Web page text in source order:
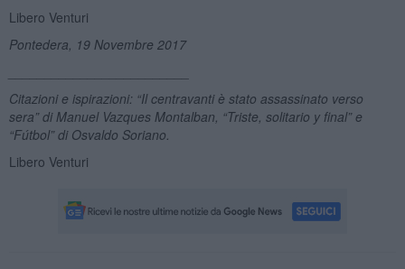
Libero Venturi
Pontedera, 19 Novembre 2017
Citazioni e ispirazioni: “Il centravanti è stato assassinato verso
sera” di Manuel Vazques Montalban , “Triste, solitario y final” e
“Fútbol” di Osvaldo Soriano.
Libero Venturi